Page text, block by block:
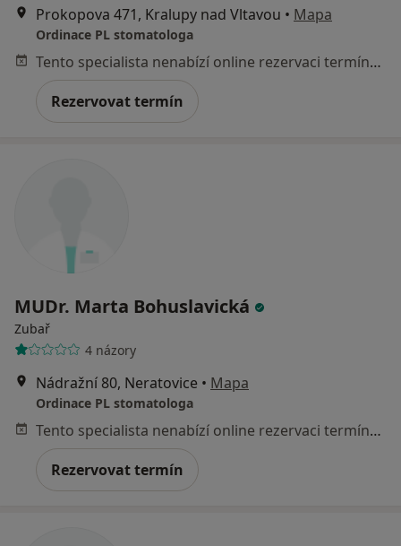
Prokopova 471, Kralupy nad Vltavou • Mapa
Ordinace PL stomatologa
Tento specialista nenabízí online rezervaci termínu na této adrese.
Rezervovat termín
MUDr. Marta Bohuslavická
Zubař
4 názory
Nádražní 80, Neratovice • Mapa
Ordinace PL stomatologa
Tento specialista nenabízí online rezervaci termínu na této adrese.
Rezervovat termín